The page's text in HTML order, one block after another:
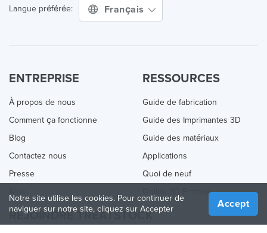
Langue préférée: Français
ENTREPRISE
À propos de nous
Comment ça fonctionne
Blog
Contactez nous
Presse
RESSOURCES
Guide de fabrication
Guide des Imprimantes 3D
Guide des matériaux
Applications
Quoi de neuf
Online 3D Printing
REJOINDRE TREATSTOCK
Notre site utilise les cookies. Pour continuer de
naviguer sur notre site, cliquez sur Accepter
Accept